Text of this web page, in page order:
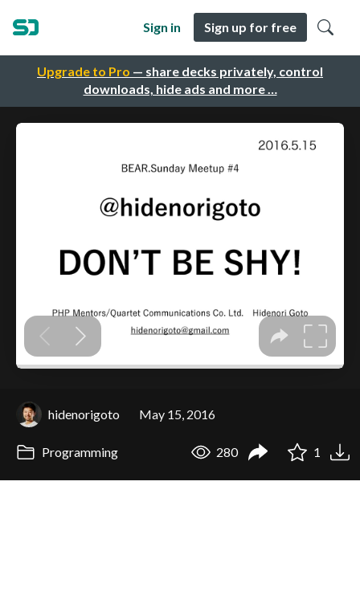
Upgrade to Pro — share decks privately, control
downloads, hide ads and more …
Sign in Sign up for free
hidenorigoto May 15, 2016
Programming 280 1